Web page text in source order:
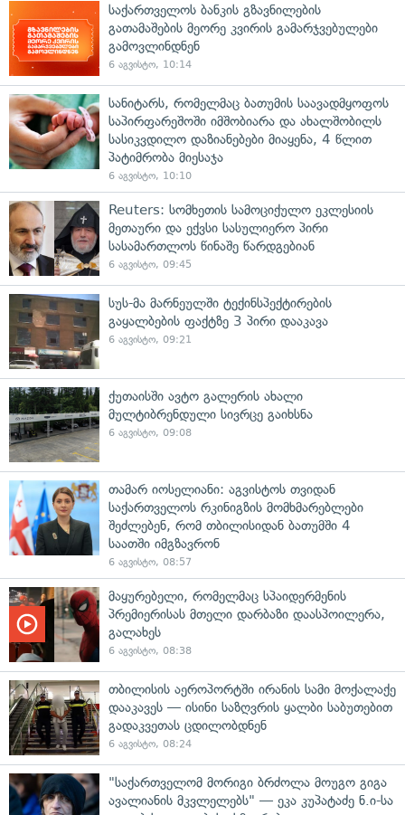
საქართველოს ბანკის გზავნილების
გათამაშების მეორე კვირის გამარჯვებულები
გამოვლინდნენ
6 აგვისტო, 10:14
სანიტარს, რომელმაც ბათუმის საავადმყოფოს
საპირფარეშოში იმშობიარა და ახალშობილს
სასიკვდილო დაზიანებები მიაყენა, 4 წლით
პატიმრობა მიესაჯა
6 აგვისტო, 10:10
Reuters: სომხეთის სამოციქულო ეკლესიის
მეთაური და ექვსი სასულიერო პირი
სასამართლოს წინაშე წარდგებიან
6 აგვისტო, 09:45
სუს-მა მარნეულში ტექინსპექტირების
გაყალბების ფაქტზე 3 პირი დააკავა
6 აგვისტო, 09:21
ქუთაისში ავტო გალერის ახალი
მულტიბრენდული სივრცე გაიხსნა
6 აგვისტო, 09:08
თამარ იოსელიანი: აგვისტოს თვიდან
საქართველოს რკინიგზის მომხმარებლები
შეძლებენ, რომ თბილისიდან ბათუმში 4
საათში იმგზავრონ
6 აგვისტო, 08:57
მაყურებელი, რომელმაც სპაიდერმენის
პრემიერისას მთელი დარბაზი დაასპოილერა,
გალახეს
6 აგვისტო, 08:38
თბილისის აეროპორტში ირანის სამი მოქალაქე
დააკავეს — ისინი საზღვრის ყალბი საბუთებით
გადაკვეთას ცდილობდნენ
6 აგვისტო, 08:24
"საქართველომ მორიგი ბრძოლა მოუგო გიგა
ავალიანის მკვლელებს" — ეკა კუპატაძე ნ.ი-სა